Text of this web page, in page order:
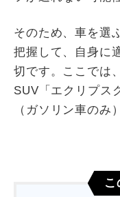
そのため、車を選
把握して、自身に
切です。ここでは
SUV「エクリプス
（ガソリン車のみ
こ